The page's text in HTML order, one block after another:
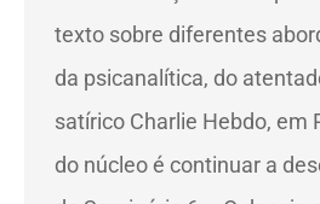
texto sobre diferentes
da psicanalítica, do
satírico Charlie Hebdo, em
do núcleo é continuar a